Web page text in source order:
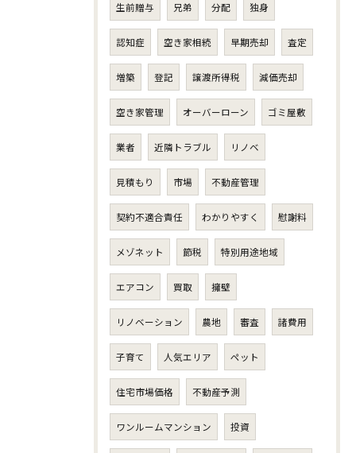
生前贈与 兄弟 分配 独身
認知症 空き家相続 早期売却 査定
増築 登記 譲渡所得税 減価売却
空き家管理 オーバーローン ゴミ屋敷
業者 近隣トラブル リノベ
見積もり 市場 不動産管理
契約不適合責任 わかりやすく 慰謝料
メゾネット 節税 特別用途地域
エアコン 買取 擁壁
リノベーション 農地 審査 諸費用
子育て 人気エリア ペット
住宅市場価格 不動産予測
ワンルームマンション 投資